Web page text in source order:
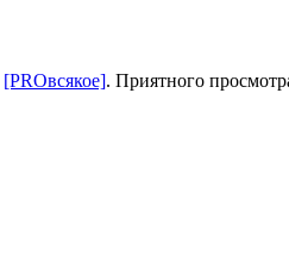
[PROвсякое]. Приятного